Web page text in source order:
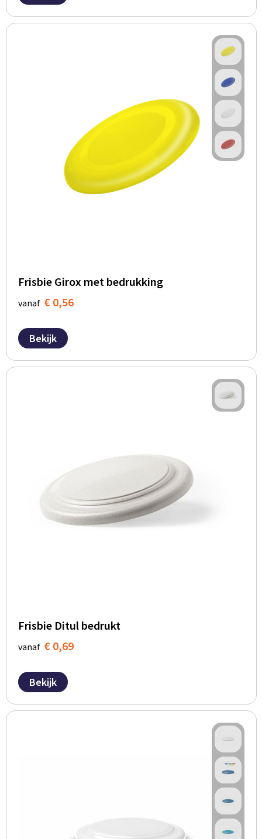
Frisbie Girox met bedrukking
vanaf € 0,56
Bekijk
Frisbie Ditul bedrukt
vanaf € 0,69
Bekijk